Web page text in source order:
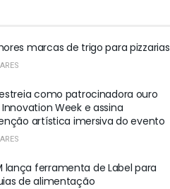
marcas de trigo para pizzarias
como patrocinadora ouro
Innovation Week e assina
artística imersiva do evento
lança ferramenta de Label para
de alimentação